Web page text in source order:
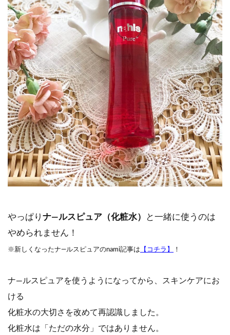
やっぱり ナ―ルスピュア（化粧水）
と一緒に使うのは
やめられません！
※新しくなったナ―ルスピュアのnami記事は 【コチラ】 ！
ナ―ルスピュアを使うようになってから、スキンケアにお
ける
化粧水の大切さを改めて再認識しました。
化粧水は「ただの水分」ではありません。